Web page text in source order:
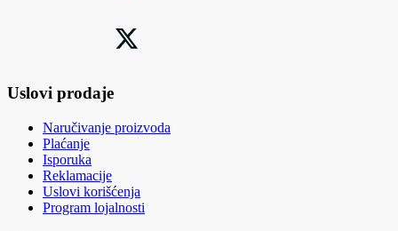
Uslovi prodaje
Naručivanje proizvoda
Plaćanje
Isporuka
Reklamacije
Uslovi korišćenja
Program lojalnosti